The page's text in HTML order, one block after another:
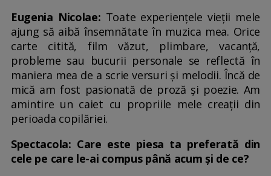
Eugenia Nicolae: Toate experiențele vieții mele
ajung să aibă însemnătate în muzica mea. Orice
carte citită, film văzut, plimbare, vacanță,
probleme sau bucurii personale se reflectă în
maniera mea de a scrie versuri și melodii. Încă de
mică am fost pasionată de proză și poezie. Am
amintire un caiet cu propriile mele creații din
perioada copilăriei.
Spectacola: Care este piesa ta preferată din
cele pe care le-ai compus până acum și de ce?